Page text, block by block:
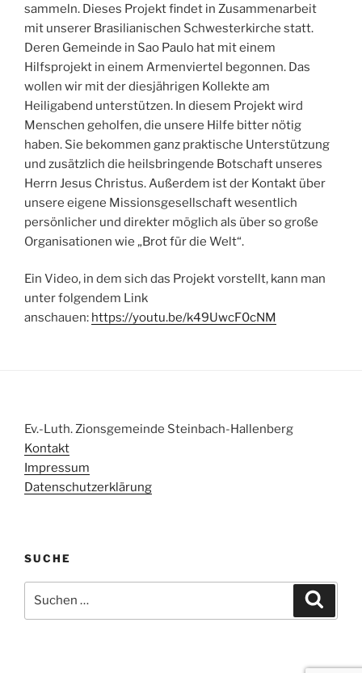
sammeln. Dieses Projekt findet in Zusammenarbeit
mit unserer Brasilianischen Schwesterkirche statt.
Deren Gemeinde in Sao Paulo hat mit einem
Hilfsprojekt in einem Armenviertel begonnen. Das
wollen wir mit der diesjährigen Kollekte am
Heiligabend unterstützen. In diesem Projekt wird
Menschen geholfen, die unsere Hilfe bitter nötig
haben. Sie bekommen ganz praktische Unterstützung
und zusätzlich die heilsbringende Botschaft unseres
Herrn Jesus Christus. Außerdem ist der Kontakt über
unsere eigene Missionsgesellschaft wesentlich
persönlicher und direkter möglich als über so große
Organisationen wie „Brot für die Welt“.
Ein Video, in dem sich das Projekt vorstellt, kann man
unter folgendem Link
anschauen: https://youtu.be/k49UwcF0cNM
Ev.-Luth. Zionsgemeinde Steinbach-Hallenberg
Kontakt
Impressum
Datenschutzerklärung
SUCHE
nach: